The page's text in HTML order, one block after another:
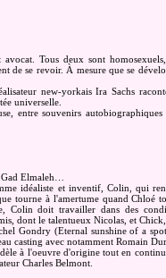
avocat. Tous deux sont
de se revoir. À mesure que se
new-yorkais Ira Sachs
universelle.
entre souvenirs
Elmaleh…
idéaliste et inventif, Colin, qui
tourne à l'amertume quand Chloé
Colin doit travailler dans des
dont le talentueux Nicolas, et
Gondry (Eternal sunshine of a
casting avec notamment Romain
à l'oeuvre d'origine tout en
Charles Belmont.